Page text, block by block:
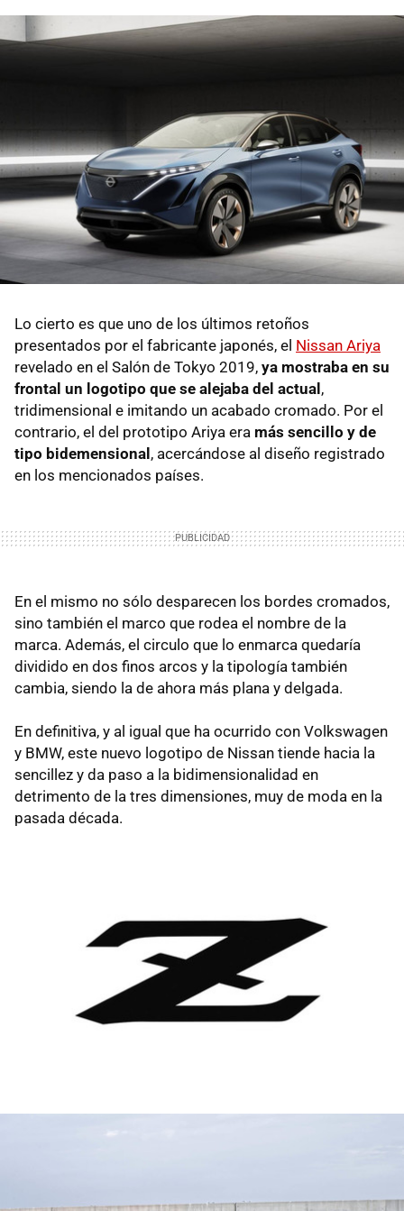
Lo cierto es que uno de los últimos retoños
presentados por el fabricante japonés, el Nissan Ariya
revelado en el Salón de Tokyo 2019, ya mostraba en su
frontal un logotipo que se alejaba del actual ,
tridimensional e imitando un acabado cromado. Por el
contrario, el del prototipo Ariya era más sencillo y de
tipo bidemensional , acercándose al diseño registrado
en los mencionados países.
En el mismo no sólo desparecen los bordes cromados,
sino también el marco que rodea el nombre de la
marca. Además, el circulo que lo enmarca quedaría
dividido en dos finos arcos y la tipología también
cambia, siendo la de ahora más plana y delgada.
En definitiva, y al igual que ha ocurrido con Volkswagen
y BMW, este nuevo logotipo de Nissan tiende hacia la
sencillez y da paso a la bidimensionalidad en
detrimento de la tres dimensiones, muy de moda en la
pasada década.